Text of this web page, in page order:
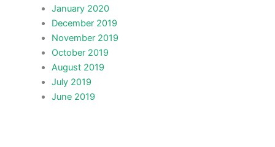
January 2020
December 2019
November 2019
October 2019
August 2019
July 2019
June 2019